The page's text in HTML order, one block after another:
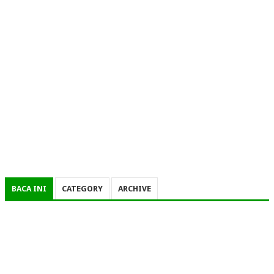
BACA INI CATEGORY ARCHIVE